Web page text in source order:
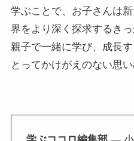
学ぶことで、お子さんは
界をより深く探求するき
親子で一緒に学び、成長
とってかけがえのない思い